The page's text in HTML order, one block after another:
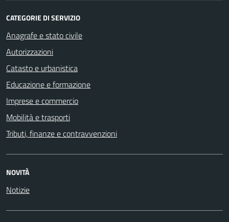
CATEGORIE DI SERVIZIO
Anagrafe e stato civile
Autorizzazioni
Catasto e urbanistica
Educazione e formazione
Imprese e commercio
Mobilità e trasporti
Tributi, finanze e contravvenzioni
NOVITÀ
Notizie